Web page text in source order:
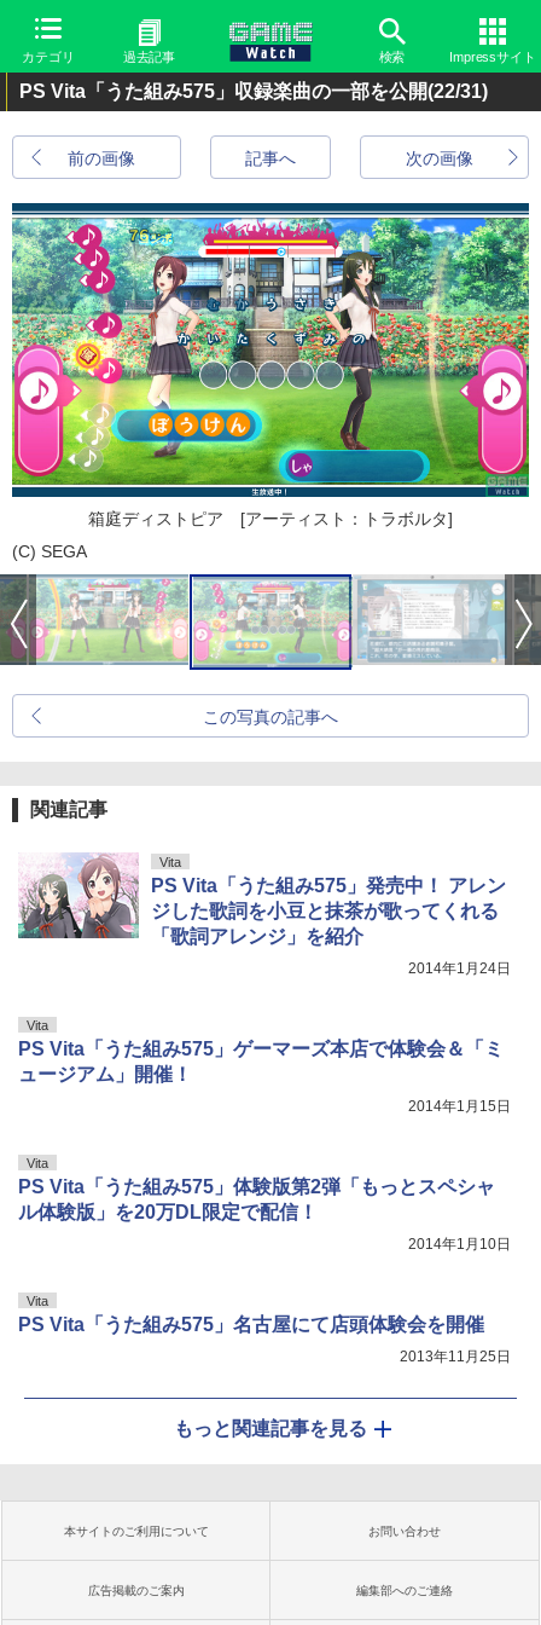
カテゴリ 過去記事 検索 Impressサイト
PS Vita「うた組み575」収録楽曲の一部を公開(22/31)
前の画像 次の画像
記事へ
箱庭ディストピア [アーティスト：トラボルタ]
(C) SEGA
この写真の記事へ
関連記事
Vita
PS Vita「うた組み575」発売中！ アレン
ジした歌詞を小豆と抹茶が歌ってくれる
「歌詞アレンジ」を紹介
2014年1月24日
Vita
PS Vita「うた組み575」ゲーマーズ本店で体験会＆「ミ
ュージアム」開催！
2014年1月15日
Vita
PS Vita「うた組み575」体験版第2弾「もっとスペシャ
ル体験版」を20万DL限定で配信！
2014年1月10日
Vita
PS Vita「うた組み575」名古屋にて店頭体験会を開催
2013年11月25日
もっと関連記事を見る
本サイトのご利用について お問い合わせ
広告掲載のご案内 編集部へのご連絡